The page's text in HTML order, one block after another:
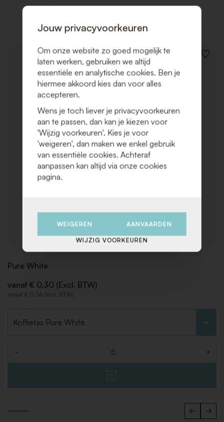
Gerelateerde producten
VOEG
Pure White
vanaf € 0,30 (Excl. BTW)
vanaf € 0,36 (Incl. BTW)
- +
Jouw privacyvoorkeuren
Om onze website zo goed mogelijk te
laten werken, gebruiken we altijd
essentiële en analytische cookies. Ben je
hiermee akkoord kies dan voor alles
accepteren.
Wens je toch liever je privacyvoorkeuren
aan te passen, dan kan je kiezen voor
'Wijzig voorkeuren'. Kies je voor
'weigeren', dan maken we enkel gebruik
van essentiële cookies. Achteraf
aanpassen kan altijd via onze cookies
pagina.
WEIGEREN AANVAARDEN
WIJZIG VOORKEUREN